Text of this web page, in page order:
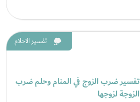
تفسير الاحلام
تفسير ضرب الزوج في المنام وحلم ضرب
الزوجة لزوجها